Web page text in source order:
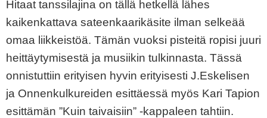
Hitaat tanssilajina on tällä hetkellä lähes
kaikenkattava sateenkaarikäsite ilman selkeää
omaa liikkeistöä. Tämän vuoksi pisteitä ropisi juuri
heittäytymisestä ja musiikin tulkinnasta. Tässä
onnistuttiin erityisen hyvin erityisesti J.Eskelisen
ja Onnenkulkureiden esittäessä myös Kari Tapion
esittämän ”Kuin taivaisiin” -kappaleen tahtiin.